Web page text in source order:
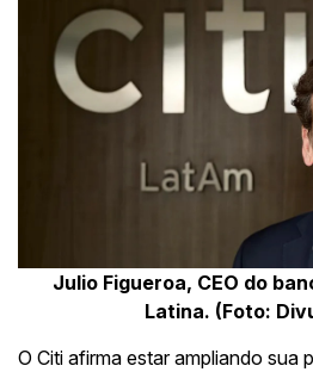
Julio Figueroa, CEO do
Latina. (Foto:
O Citi afirma estar ampliando sua